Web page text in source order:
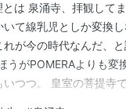
は 泉涌寺、拝観してま
て線乳児としか変換
が今の時代なんだ、と
うがPOMERAよりも変
つつ。 皇室の菩提寺